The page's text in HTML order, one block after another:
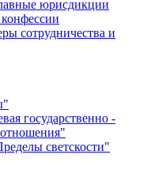
юрисдикции
сотрудничества и
государственно -
светскости"